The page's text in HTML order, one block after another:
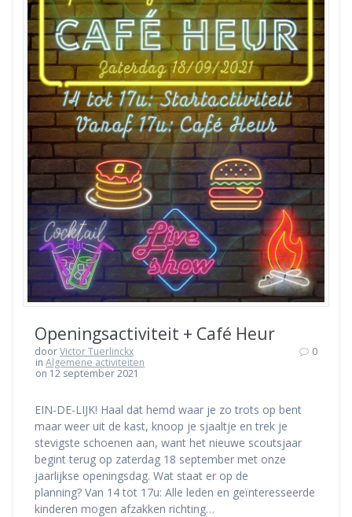
Openingsactiviteit + Café Heur
doorVictor Tuerlinckx
inAlgemene activiteiten
on 12 september 2021
0
EIN-DE-LIJK! Haal dat hemd waar je zo trots op bent
maar weer uit de kast, knoop je sjaaltje en trek je
stevigste schoenen aan, want het nieuwe scoutsjaar
begint terug op zaterdag 18 september met onze
jaarlijkse openingsdag. Wat staat er op de
planning? Van 14 tot 17u: Alle leden en geïnteresseerde
kinderen mogen afzakken richting…